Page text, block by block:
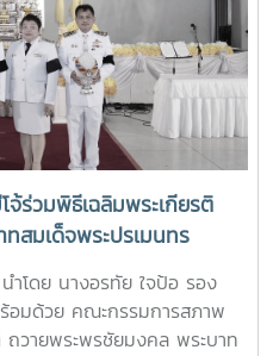
ร่วมพิธีเฉลิมพระเกียรติ
สมเด็จพระปรเมนทร
งกรณ พระวชิรเกล้าเจ้าอยู่
ฉลิมพระชนมพรรษา 28
ำโดย นางอรทัย ใจป้อ รอง
อมด้วย คณะกรรมการสภาพ
วายพระพรชัยมงคล พระบาท